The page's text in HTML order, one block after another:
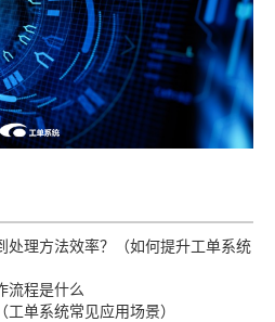
处理方法效率？（如何提升工单系统
流程是什么
单系统常见应用场景）